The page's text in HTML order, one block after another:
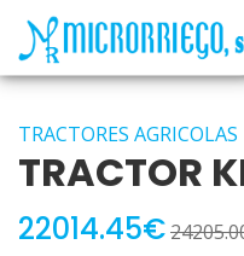
TRACTORES AGRICOLAS
TRACTOR
22014.45€